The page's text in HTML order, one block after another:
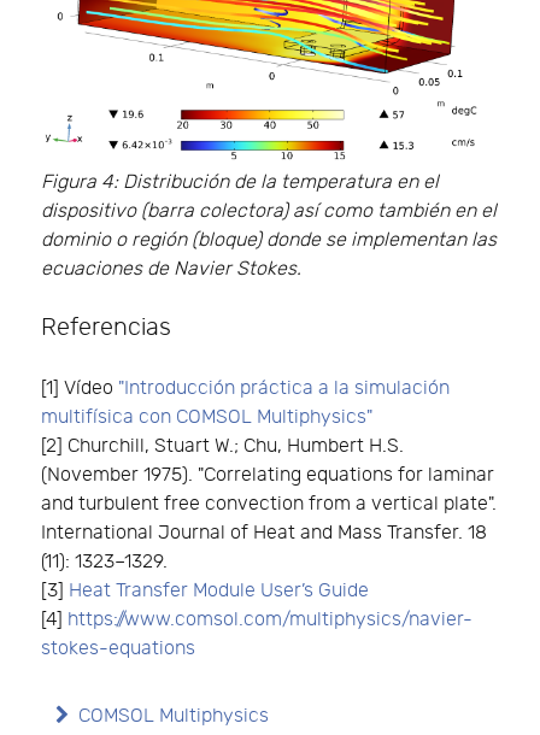
Figura 4: Distribución de la temperatura en el
dispositivo (barra colectora) así como también en el
dominio o región (bloque) donde se implementan las
ecuaciones de Navier Stokes.
Referencias
[1] Vídeo "Introducción práctica a la simulación
multifísica con COMSOL Multiphysics"
[2] Churchill, Stuart W.; Chu, Humbert H.S.
(November 1975). "Correlating equations for laminar
and turbulent free convection from a vertical plate".
International Journal of Heat and Mass Transfer. 18
(11): 1323–1329.
[3] Heat Transfer Module User’s Guide
[4] https://www.comsol.com/multiphysics/navier-
stokes-equations
COMSOL Multiphysics